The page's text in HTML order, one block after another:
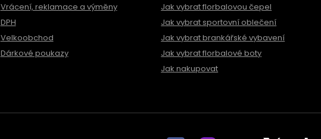
Vrácení, reklamace a výměny
DPH
Velkoobchod
Dárkové poukazy
Jak vybrat florbalovou čepel
Jak vybrat sportovní oblečení
Jak vybrat brankářské vybavení
Jak vybrat florbalové boty
Jak nakupovat